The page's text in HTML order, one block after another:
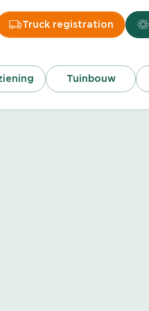
Truck registration
Tuinbouw